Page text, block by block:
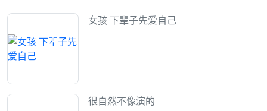
女孩 下辈子先爱自己
很自然不像演的